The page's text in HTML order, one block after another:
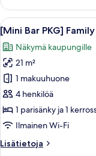
included)
kuvat
PKG]
Standard
Twin
+
Mini
Bar
(Beer
included)
Avaa
kaikki
huonetyypin
[Mini
Bar
PKG]
Family
+
Bar
7
[Mini Bar PKG]
Näkymä kaupungille
21 m²
1 makuuhuone
4 henkilöä
1 parisänky ja 1
Ilmainen Wi-Fi
Lisätietoja
Lisätietoja